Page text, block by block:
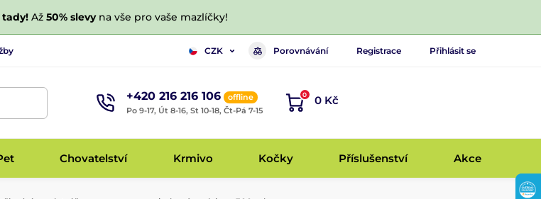
tady!Až 50% slevyna vše pro vaše mazlíčky!
CZK Porovnávání Registrace Přihlásit se
+420 216 216 106
offline
Po 9-17, Út 8-16, St 10-18, Čt-Pá 7-15
0 0 Kč
Chovatelství Krmivo Kočky Příslušenství Akce